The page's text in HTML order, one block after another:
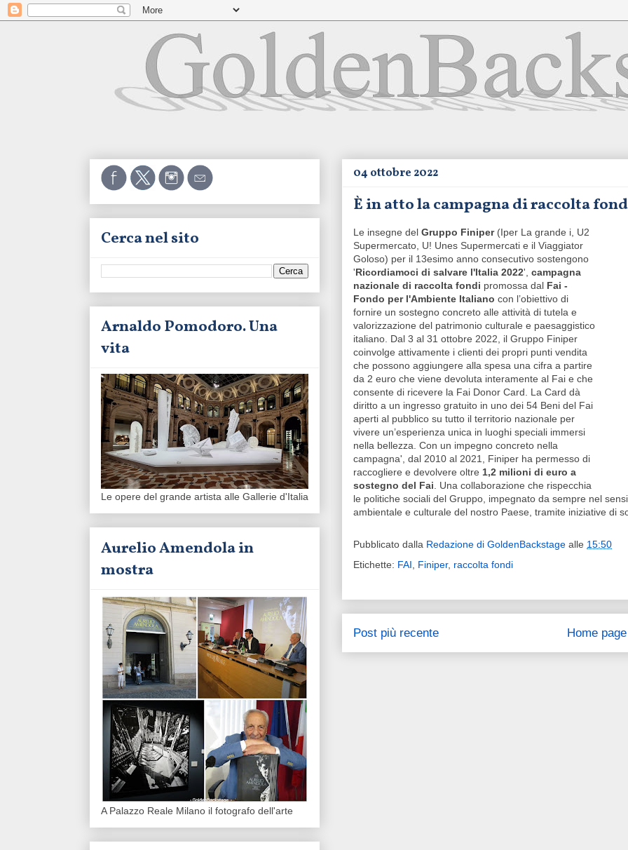
04 ottobre 2022
È in atto la campagna di raccolta
Le insegne del Gruppo Finiper(Iper La grande i, U2
Supermercato, U! Unes Supermercati e il Viaggiator
Goloso) per il 13esimo anno consecutivo sostengono
'Ricordiamoci di salvare l'Italia 2022', campagna
nazionale di raccolta fondi promossa dal Fai -
Fondo per l'Ambiente Italiano con l’obiettivo di
fornire un sostegno concreto alle attività di tutela e
valorizzazione del patrimonio culturale e paesaggistico
italiano. Dal 3 al 31 ottobre 2022, il Gruppo Finiper
coinvolge attivamente i clienti dei propri punti vendita
che possono aggiungere alla spesa una cifra a partire
da 2 euro che viene devoluta interamente al Fai e che
consente di ricevere la Fai Donor Card. La Card dà
diritto a un ingresso gratuito in uno dei 54 Beni del Fai
aperti al pubblico su tutto il territorio nazionale per
vivere un’esperienza unica in luoghi speciali immersi
nella bellezza. Con un impegno concreto nella
campagna', dal 2010 al 2021, Finiper ha permesso di
raccogliere e devolvere oltre 1,2 milioni di euro a
sostegno del Fai . Una collaborazione che rispecchia
le politiche sociali del Gruppo, impegnato da sempre nel
ambientale e culturale del nostro Paese, tramite iniziative di
Pubblicato dalla Redazione di GoldenBackstage alle 15:50
Etichette: FAI Finiper, raccolta fondi
Post più recente Home page
Cerca nel sito
Arnaldo Pomodoro. Una
vita
Le opere del grande artista alle Gallerie d'Italia
Aurelio Amendola in
mostra
A Palazzo Reale Milano il fotografo dell'arte